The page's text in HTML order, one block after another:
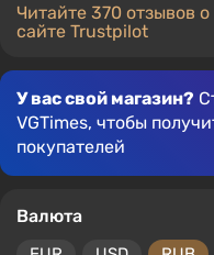
Читайте 370 отзывов
сайте Trustpilot
У вас свой магазин?
VGTimes, чтобы
покупателей
Валюта